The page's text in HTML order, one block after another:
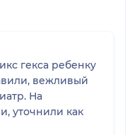
гекса ребенку
вежливый
На
уточнили как